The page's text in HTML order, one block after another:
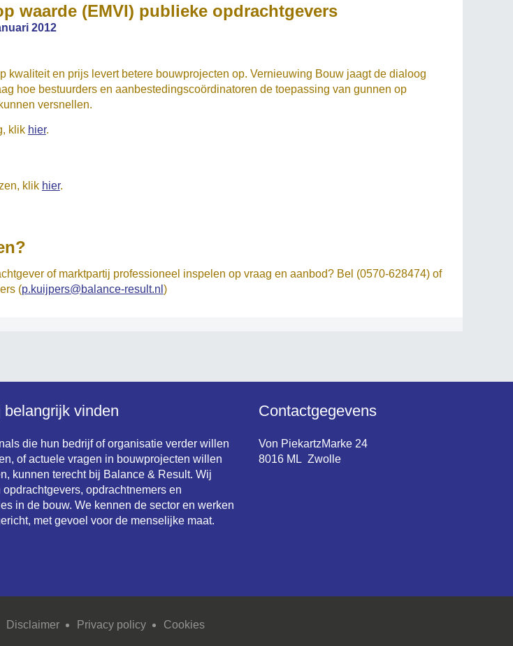
waarde (EMVI) publieke opdrachtgevers
2012
kwaliteit en prijs levert betere bouwprojecten op. Vernieuwing Bouw jaagt de dialoog
hoe bestuurders en aanbestedingscoördinatoren de toepassing van gunnen op
versnellen.
klik hier.
klik hier.
of marktpartij professioneel inspelen op vraag en aanbod? Bel (0570-628474) of
(p.kuijpers@balance-result.nl )
belangrijk vinden
die hun bedrijf of organisatie verder willen
of actuele vragen in bouwprojecten willen
kunnen terecht bij Balance & Result. Wij
opdrachtnemers en
in de bouw. We kennen de sector en werken
met gevoel voor de menselijke maat.
Contactgegevens
Von PiekartzMarke 24
8016 ML Zwolle
Disclaimer Privacy policy Cookies